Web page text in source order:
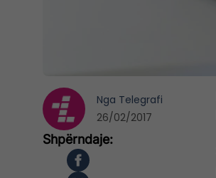
Nga Telegrafi
26/02/2017